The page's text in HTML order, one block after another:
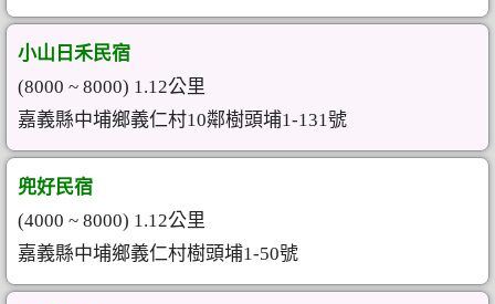
小山日禾民宿
(8000 ~ 8000) 1.12公里
嘉義縣中埔鄉義仁村10鄰樹頭埔1-131號
兜好民宿
(4000 ~ 8000) 1.12公里
嘉義縣中埔鄉義仁村樹頭埔1-50號